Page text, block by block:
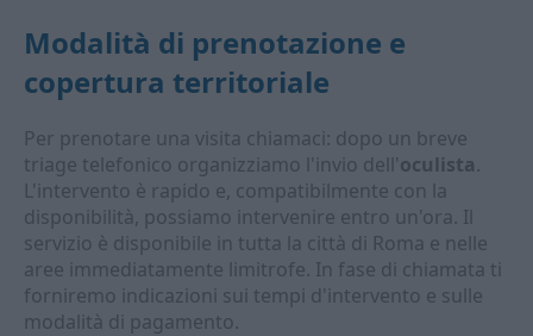
Modalità di prenotazione e
copertura territoriale
Per prenotare una visita chiamaci: dopo un breve
triage telefonico organizziamo l'invio dell'oculista.
L'intervento è rapido e, compatibilmente con la
disponibilità, possiamo intervenire entro un'ora. Il
servizio è disponibile in tutta la città di Roma e nelle
aree immediatamente limitrofe. In fase di chiamata ti
forniremo indicazioni sui tempi d'intervento e sulle
modalità di pagamento.